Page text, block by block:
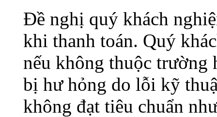
Đề nghị quý khách
khi thanh toán. Quý
nếu không thuộc trường
bị hư hỏng do lỗi kỹ
không đạt tiêu chuẩn